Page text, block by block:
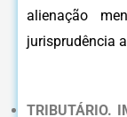
alienação
jurisprudência
TRIBUTÁRIO.